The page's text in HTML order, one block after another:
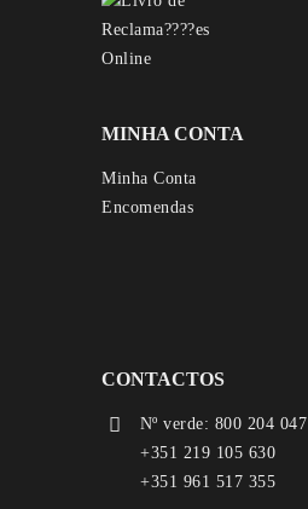
MINHA CONTA
Minha Conta
Encomendas
CONTACTOS
Nº verde: 800 204 047
+351 219 105 630
+351 961 517 355